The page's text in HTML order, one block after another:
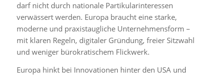
darf nicht durch nationale Partikularinteressen
verwässert werden. Europa braucht eine starke,
moderne und praxistaugliche Unternehmensform –
mit klaren Regeln, digitaler Gründung, freier Sitzwahl
und weniger bürokratischem Flickwerk.
Europa hinkt bei Innovationen hinter den USA und